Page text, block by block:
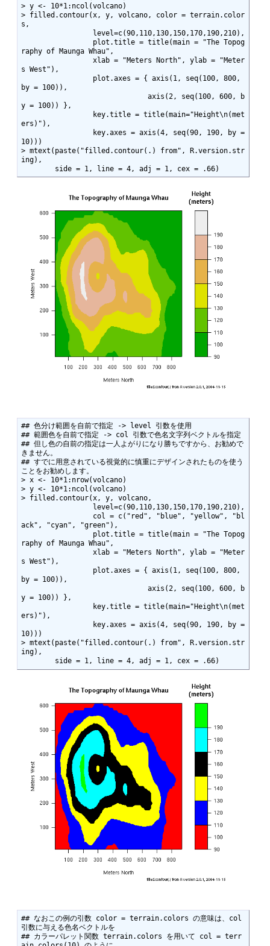
> y <- 10*1:ncol(volcano)
> filled.contour(x, y, volcano, color = terrain.color
s,
raphy of Maunga Whau",
s West"),
by = 100)),
y = 100)) },
ers)"),
10)))
> mtext(paste("filled.contour(.) from", R.version.str
ing),
        side = 1, line = 4, adj = 1, cex = .66)
## 色分け範囲を自前で指定 -> level 引数を使用
## 範囲色を自前で指定 -> col 引数で色名文字列ベクトルを指定
## 但し色の自前の指定は一人よがりになり勝ちですから、お勧めで
きません。
## すでに用意されている視覚的に慎重にデザインされたものを使う
ことをお勧めします。
> x <- 10*1:nrow(volcano)
> y <- 10*1:ncol(volcano)
> filled.contour(x, y, volcano,
ack", "cyan", "green"),
raphy of Maunga Whau",
s West"),
by = 100)),
y = 100)) },
ers)"),
10)))
> mtext(paste("filled.contour(.) from", R.version.str
ing),
        side = 1, line = 4, adj = 1, cex = .66)
## なおこの例の引数 color = terrain.colors の意味は、col
引数に与える色名ベクトルを
## カラーパレット関数 terrain.colors を用いて col = terr